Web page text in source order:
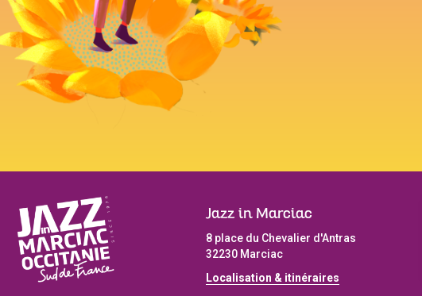
Jazz in Marciac
8 place du Chevalier d'Antras
32230 Marciac
Localisation & itinéraires